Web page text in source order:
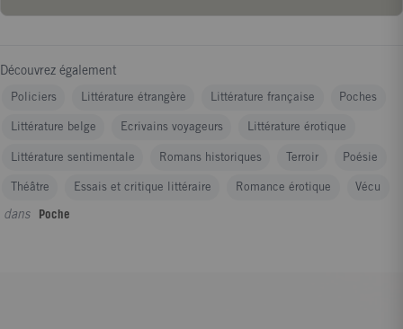
Découvrez également
Policiers Littérature étrangère Littérature française Poches
Littérature belge Ecrivains voyageurs Littérature érotique
Littérature sentimentale Romans historiques Terroir Poésie
Théâtre Essais et critique littéraire Romance érotique Vécu
dans Poche